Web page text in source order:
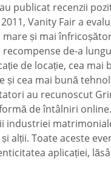
publicat recenzii
Vanity Fair a
mare și mai
de-a
de locație, cea mai
și cea mai bună
au recunoscut
de întâlniri
industriei
și alții. Toate aceste
aplicației,